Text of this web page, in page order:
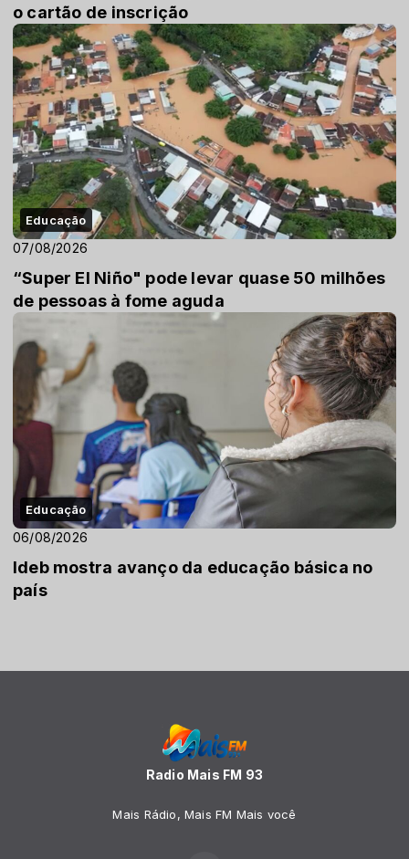
o cartão de inscrição
Educação
07/08/2026
“Super El Niño" pode levar quase 50 milhões
de pessoas à fome aguda
Educação
06/08/2026
Ideb mostra avanço da educação básica no
país
Radio Mais FM 93
Mais Rádio, Mais FM Mais você